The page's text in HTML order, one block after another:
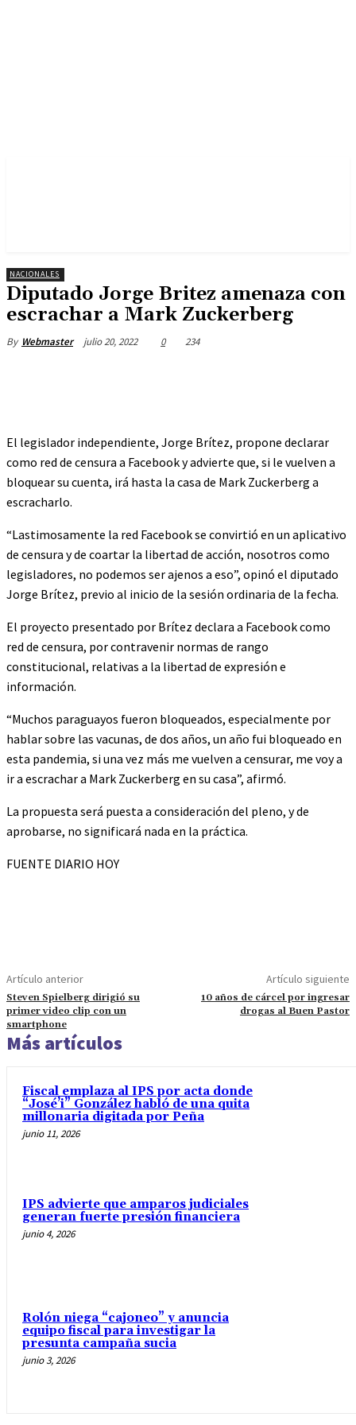
NACIONALES
Diputado Jorge Britez amenaza con
escrachar a Mark Zuckerberg
By Webmaster julio 20, 2022 0 234
El legislador independiente, Jorge Brítez, propone declarar
como red de censura a Facebook y advierte que, si le vuelven a
bloquear su cuenta, irá hasta la casa de Mark Zuckerberg a
escracharlo.
“Lastimosamente la red Facebook se convirtió en un aplicativo
de censura y de coartar la libertad de acción, nosotros como
legisladores, no podemos ser ajenos a eso”, opinó el diputado
Jorge Brítez, previo al inicio de la sesión ordinaria de la fecha.
El proyecto presentado por Brítez declara a Facebook como
red de censura, por contravenir normas de rango
constitucional, relativas a la libertad de expresión e
información.
“Muchos paraguayos fueron bloqueados, especialmente por
hablar sobre las vacunas, de dos años, un año fui bloqueado en
esta pandemia, si una vez más me vuelven a censurar, me voy a
ir a escrachar a Mark Zuckerberg en su casa”, afirmó.
La propuesta será puesta a consideración del pleno, y de
aprobarse, no significará nada en la práctica.
FUENTE DIARIO HOY
Artículo anterior
Steven Spielberg dirigió su
primer video clip con un
smartphone
Artículo siguiente
10 años de cárcel por ingresar
drogas al Buen Pastor
Más artículos
Fiscal emplaza al IPS por acta donde
“José’i” González habló de una quita
millonaria digitada por Peña
junio 11, 2026
IPS advierte que amparos judiciales
generan fuerte presión financiera
junio 4, 2026
Rolón niega “cajoneo” y anuncia
equipo fiscal para investigar la
presunta campaña sucia
junio 3, 2026